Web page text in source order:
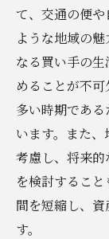
て、交通の便
ような地域の
なる買い手の
めることが不
多い時期であ
います。また
考慮し、将来
を検討するこ
間を短縮し、
す。